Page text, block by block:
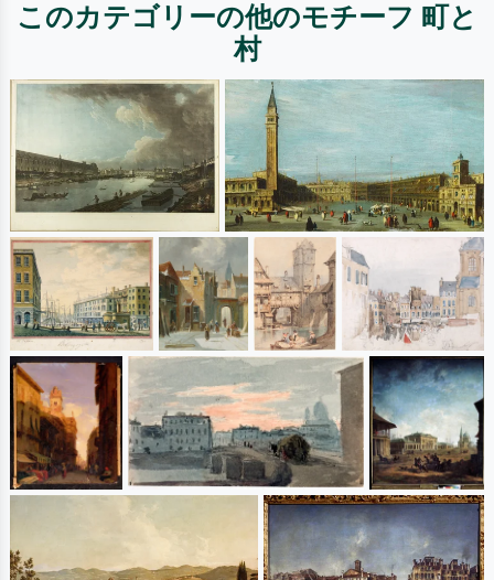
このカテゴリーの他のモチーフ 町と
村